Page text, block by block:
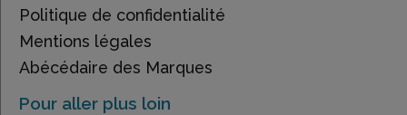
Politique de confidentialité
Mentions légales
Abécédaire des Marques
Pour aller plus loin